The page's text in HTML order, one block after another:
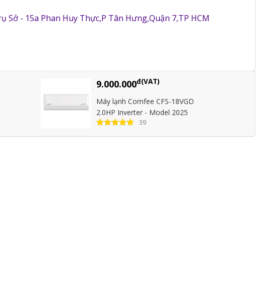
Sở - 15a Phan Huy Thực,P Tân Hưng,Quận 7,TP HCM
9.000.000đ(VAT)
Máy lạnh Comfee CFS-18VGD
2.0HP Inverter - Model 2025
39